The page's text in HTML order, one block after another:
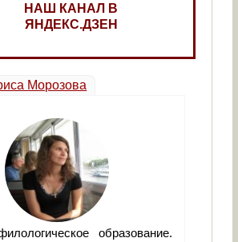
НАШ КАНАЛ В
ЯНДЕКС.ДЗЕН
Морозова
образование.